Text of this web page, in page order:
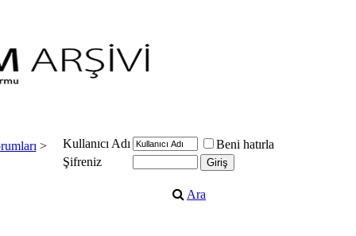
>
Kullanıcı Adı
Beni hatırla
Şifreniz
Ara